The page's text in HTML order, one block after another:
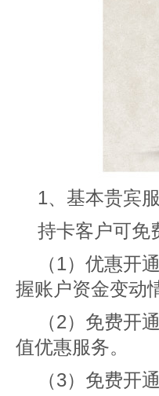
1、基本贵宾
持卡客户可免
（1）优惠开
握账户资金变动
（2）免费开
值优惠服务。
（3）免费开